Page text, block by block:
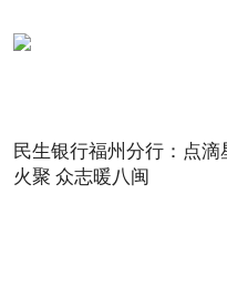
民生银行福州分行：点滴
火聚 众志暖八闽